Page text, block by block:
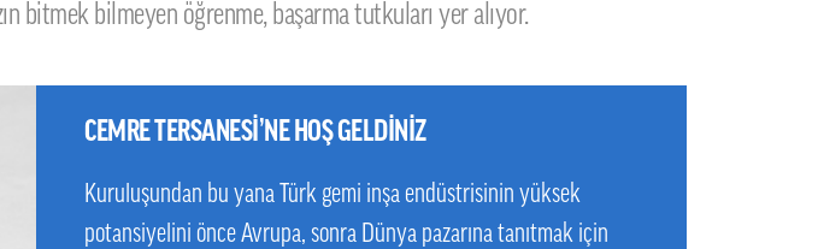
bitmek bilmeyen öğrenme, başarma tutkuları yer alıyor.
CEMRE TERSANESİ’NE HOŞ GELDİNİZ
Kuruluşundan bu yana Türk gemi inşa endüstrisinin yüksek
potansiyelini önce Avrupa, sonra Dünya pazarına tanıtmak için